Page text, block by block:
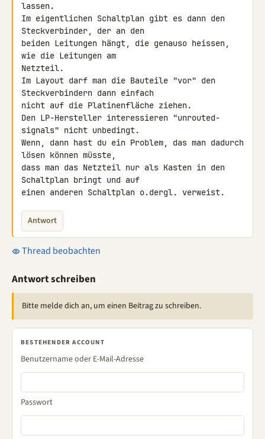
lassen.
Im eigentlichen Schaltplan gibt es dann den
Steckverbinder, der an den
beiden Leitungen hängt, die genauso heissen,
wie die Leitungen am
Netzteil.
Im Layout darf man die Bauteile "vor" den
Steckverbindern dann einfach
nicht auf die Platinenfläche ziehen.
Den LP-Hersteller interessieren "unrouted-
signals" nicht unbedingt.
Wenn, dann hast du ein Problem, das man dadurch
lösen können müsste,
dass man das Netzteil nur als Kasten in den
Schaltplan bringt und auf
einen anderen Schaltplan o.dergl. verweist.
Antwort
Thread beobachten
Antwort schreiben
Bitte melde dich an, um einen Beitrag zu schreiben.
BESTEHENDER ACCOUNT
Benutzername oder E-Mail-Adresse
Passwort